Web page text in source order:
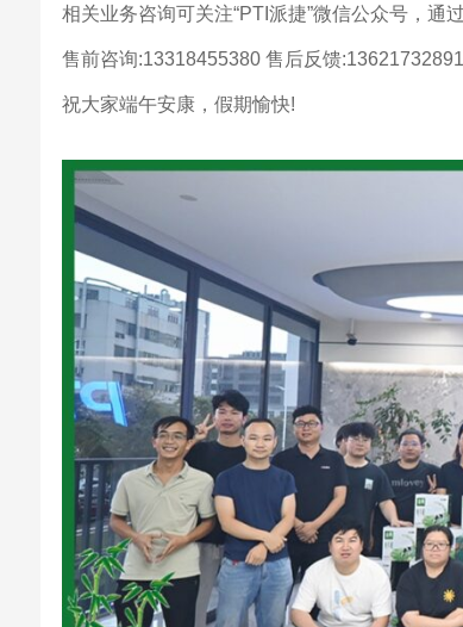
相关业务咨询可关注“PTI派捷”微信公众号，通
售前咨询:13318455380 售后反馈:13621732891
祝大家端午安康，假期愉快!